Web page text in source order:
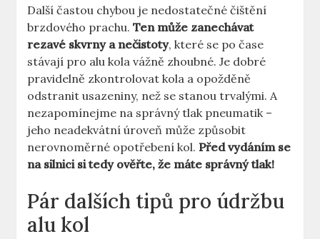
Další častou chybou je nedostatečné čištění
brzdového prachu.Ten může zanechávat
rezavé skvrny a nečistoty, které se po čase
stávají pro alu kola vážně zhoubné. Je dobré
pravidelně zkontrolovat kola a opožděně
odstranit usazeniny, než se stanou trvalými. A
nezapomínejme na správný tlak pneumatik –
jeho neadekvátní úroveň může způsobit
nerovnoměrné opotřebení kol.Před vydáním se
na silnici si tedy ověřte, že máte správný tlak!
Pár dalších tipů pro údržbu
alu kol